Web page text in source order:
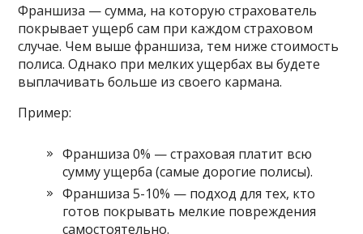
Франшиза — сумма, на которую страхователь
покрывает ущерб сам при каждом страховом
случае. Чем выше франшиза, тем ниже стоимость
полиса. Однако при мелких ущербах вы будете
выплачивать больше из своего кармана.
Пример:
Франшиза 0% — страховая платит всю
сумму ущерба (самые дорогие полисы).
Франшиза 5-10% — подход для тех, кто
готов покрывать мелкие повреждения
самостоятельно.